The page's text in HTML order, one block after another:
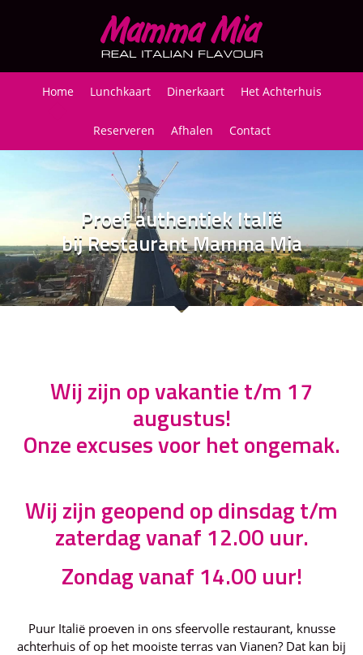
Home Lunchkaart Dinerkaart Het Achterhuis
Reserveren Afhalen Contact
Proef authentiek Italië
bij Restaurant Mamma Mia
Wij zijn op vakantie t/m 17
augustus!
Onze excuses voor het ongemak.
Wij zijn geopend op dinsdag t/m
zaterdag vanaf 12.00 uur.
Zondag vanaf 14.00 uur!
Puur Italië proeven in ons sfeervolle restaurant, knusse
achterhuis of op het mooiste terras van Vianen? Dat kan bij